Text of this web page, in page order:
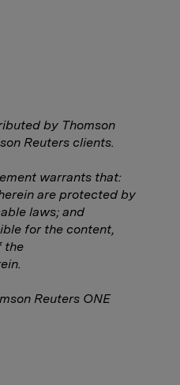
by Thomson
Reuters clients.
warrants that:
are protected by
laws; and
for the content,
the
Reuters ONE